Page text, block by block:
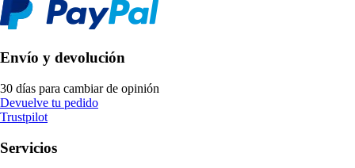
Envío y devolución
30 días para cambiar de opinión
Devuelve tu pedido
Trustpilot
Servicios